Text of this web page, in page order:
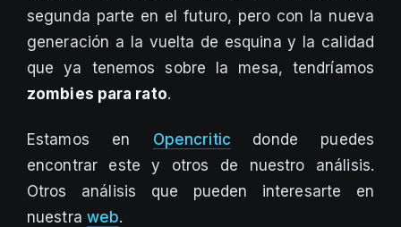
segunda parte en el futuro, pero con la nueva
generación a la vuelta de esquina y la calidad
que ya tenemos sobre la mesa, tendríamos
zombies para rato.
Estamos en Opencritic
donde puedes
encontrar este y otros de nuestro análisis.
Otros análisis que pueden interesarte en
nuestra web.